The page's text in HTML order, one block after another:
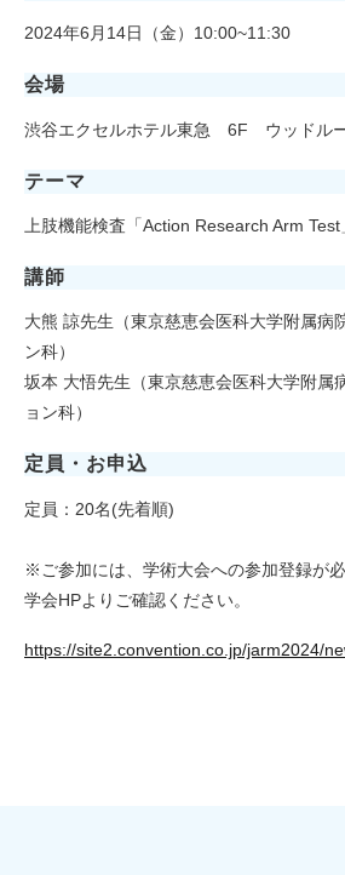
2024年6月14日（金）10:00~11:30
会場
渋谷エクセルホテル東急 6F ウッドル
テーマ
上肢機能検査「Action Research Arm Test
講師
大熊 諒先生（東京慈恵会医科大学附属
ン科）
坂本 大悟先生（東京慈恵会医科大学附
ョン科）
定員・お申込
定員：20名(先着順)
※ご参加には、学術大会への参加登録が必
学会HPよりご確認ください。
https://site2.convention.co.jp/jarm2024/